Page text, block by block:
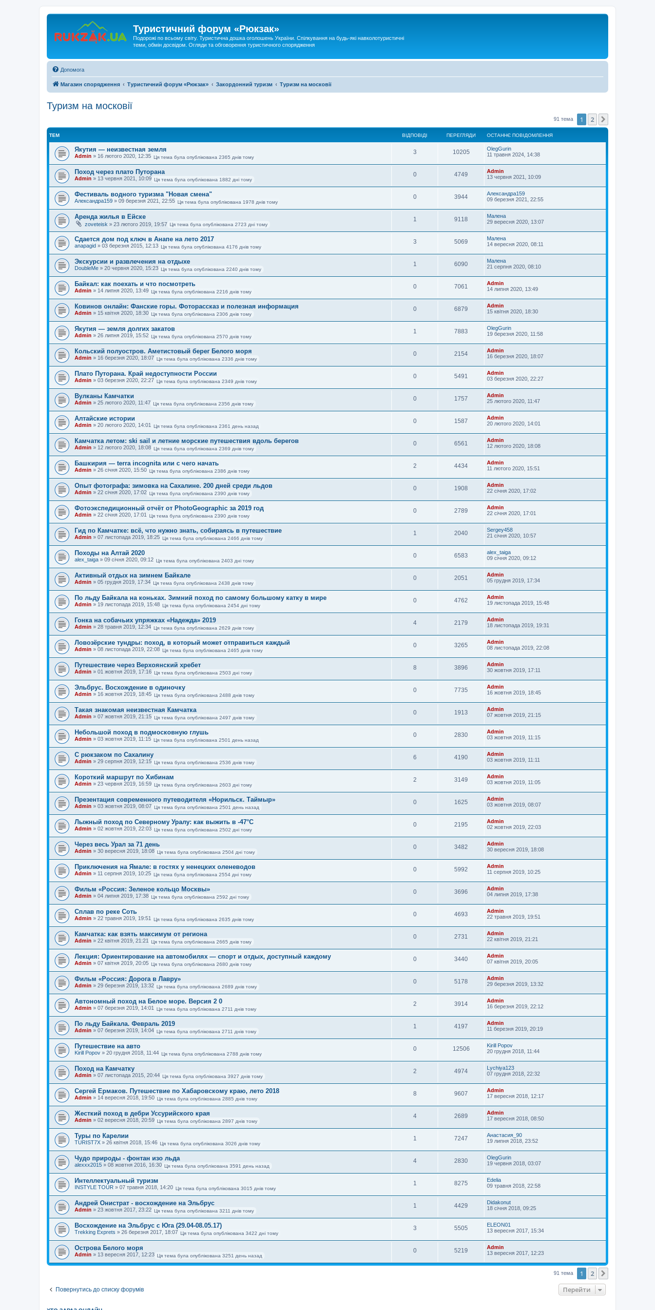
Туристичний форум «Рюкзак»
Подорожі по всьому світу. Туристична дошка оголошень України. Спілкування на будь-які навколотуристичні
теми, обмін досвідом. Огляди та обговорення туристичного спорядження
Допомога
Магазин спорядження Туристичний форум «Рюкзак» Закордонний туризм Туризм на московії
Туризм на московії
91 тема 1 2
ТЕМ ВІДПОВІДІ ПЕРЕГЛЯДИ ОСТАННЄ ПОВІДОМЛЕННЯ
Якутия — неизвестная земля
Admin » 16 лютого 2020, 12:35 Ця тема була опублікована 2365 днів тому
3 10205
OlegGurin
11 травня 2024, 14:38
Поход через плато Путорана
Admin » 13 червня 2021, 10:09 Ця тема була опублікована 1882 дні тому
0 4749
Admin
13 червня 2021, 10:09
Фестиваль водного туризма "Новая смена"
Александра159 » 09 березня 2021, 22:55 Ця тема була опублікована 1978 днів тому
0 3944
Александра159
09 березня 2021, 22:55
Аренда жилья в Ейске
zoveteisk » 23 лютого 2019, 19:57 Ця тема була опублікована 2723 дні тому
1 9118
Малена
29 вересня 2020, 13:07
Сдается дом под ключ в Анапе на лето 2017
anapagid » 03 березня 2015, 12:13 Ця тема була опублікована 4176 днів тому
3 5069
Малена
14 вересня 2020, 08:11
Экскурсии и развлечения на отдыхе
DoubleMe » 20 червня 2020, 15:23 Ця тема була опублікована 2240 днів тому
1 6090
Малена
21 серпня 2020, 08:10
Байкал: как поехать и что посмотреть
Admin » 14 липня 2020, 13:49 Ця тема була опублікована 2216 днів тому
0 7061
Admin
14 липня 2020, 13:49
Ковинов онлайн: Фанские горы. Фоторассказ и полезная информация
Admin » 15 квітня 2020, 18:30 Ця тема була опублікована 2306 днів тому
0 6879
Admin
15 квітня 2020, 18:30
Якутия — земля долгих закатов
Admin » 26 липня 2019, 15:52 Ця тема була опублікована 2570 днів тому
1 7883
OlegGurin
19 березня 2020, 11:58
Кольский полуостров. Аметистовый берег Белого моря
Admin » 16 березня 2020, 18:07 Ця тема була опублікована 2336 днів тому
0 2154
Admin
16 березня 2020, 18:07
Плато Путорана. Край недоступности России
Admin » 03 березня 2020, 22:27 Ця тема була опублікована 2349 днів тому
0 5491
Admin
03 березня 2020, 22:27
Вулканы Камчатки
Admin » 25 лютого 2020, 11:47 Ця тема була опублікована 2356 днів тому
0 1757
Admin
25 лютого 2020, 11:47
Алтайские истории
Admin » 20 лютого 2020, 14:01 Ця тема була опублікована 2361 день назад
0 1587
Admin
20 лютого 2020, 14:01
Камчатка летом: ski sail и летние морские путешествия вдоль берегов
Admin » 12 лютого 2020, 18:08 Ця тема була опублікована 2369 днів тому
0 6561
Admin
12 лютого 2020, 18:08
Башкирия — terra incognita или с чего начать
Admin » 26 січня 2020, 15:50 Ця тема була опублікована 2386 днів тому
2 4434
Admin
11 лютого 2020, 15:51
Опыт фотографа: зимовка на Сахалине. 200 дней среди льдов
Admin » 22 січня 2020, 17:02 Ця тема була опублікована 2390 днів тому
0 1908
Admin
22 січня 2020, 17:02
Фотоэкспедиционный отчёт от PhotoGeographic за 2019 год
Admin » 22 січня 2020, 17:01 Ця тема була опублікована 2390 днів тому
0 2789
Admin
22 січня 2020, 17:01
Гид по Камчатке: всё, что нужно знать, собираясь в путешествие
Admin » 07 листопада 2019, 18:25 Ця тема була опублікована 2466 днів тому
1 2040
Sergey458
21 січня 2020, 10:57
Походы на Алтай 2020
alex_taiga » 09 січня 2020, 09:12 Ця тема була опублікована 2403 дні тому
0 6583
alex_taiga
09 січня 2020, 09:12
Активный отдых на зимнем Байкале
Admin » 05 грудня 2019, 17:34 Ця тема була опублікована 2438 днів тому
0 2051
Admin
05 грудня 2019, 17:34
По льду Байкала на коньках. Зимний поход по самому большому катку в мире
Admin » 19 листопада 2019, 15:48 Ця тема була опублікована 2454 дні тому
0 4762
Admin
19 листопада 2019, 15:48
Гонка на собачьих упряжках «Надежда» 2019
Admin » 28 травня 2019, 12:34 Ця тема була опублікована 2629 днів тому
4 2179
Admin
18 листопада 2019, 19:31
Ловозёрские тундры: поход, в который может отправиться каждый
Admin » 08 листопада 2019, 22:08 Ця тема була опублікована 2465 днів тому
0 3265
Admin
08 листопада 2019, 22:08
Путешествие через Верхоянский хребет
Admin » 01 жовтня 2019, 17:16 Ця тема була опублікована 2503 дні тому
8 3896
Admin
30 жовтня 2019, 17:11
Эльбрус. Восхождение в одиночку
Admin » 16 жовтня 2019, 18:45 Ця тема була опублікована 2488 днів тому
0 7735
Admin
16 жовтня 2019, 18:45
Такая знакомая неизвестная Камчатка
Admin » 07 жовтня 2019, 21:15 Ця тема була опублікована 2497 днів тому
0 1913
Admin
07 жовтня 2019, 21:15
Небольшой поход в подмосковную глушь
Admin » 03 жовтня 2019, 11:15 Ця тема була опублікована 2501 день назад
0 2830
Admin
03 жовтня 2019, 11:15
С рюкзаком по Сахалину
Admin » 29 серпня 2019, 12:15 Ця тема була опублікована 2536 днів тому
6 4190
Admin
03 жовтня 2019, 11:11
Короткий маршрут по Хибинам
Admin » 23 червня 2019, 16:59 Ця тема була опублікована 2603 дні тому
2 3149
Admin
03 жовтня 2019, 11:05
Презентация современного путеводителя «Норильск. Таймыр»
Admin » 03 жовтня 2019, 08:07 Ця тема була опублікована 2501 день назад
0 1625
Admin
03 жовтня 2019, 08:07
Лыжный поход по Северному Уралу: как выжить в -47°C
Admin » 02 жовтня 2019, 22:03 Ця тема була опублікована 2502 дні тому
0 2195
Admin
02 жовтня 2019, 22:03
Через весь Урал за 71 день
Admin » 30 вересня 2019, 18:08 Ця тема була опублікована 2504 дні тому
0 3482
Admin
30 вересня 2019, 18:08
Приключения на Ямале: в гостях у ненецких оленеводов
Admin » 11 серпня 2019, 10:25 Ця тема була опублікована 2554 дні тому
0 5992
Admin
11 серпня 2019, 10:25
Фильм «Россия: Зеленое кольцо Москвы»
Admin » 04 липня 2019, 17:38 Ця тема була опублікована 2592 дні тому
0 3696
Admin
04 липня 2019, 17:38
Сплав по реке Соть
Admin » 22 травня 2019, 19:51 Ця тема була опублікована 2635 днів тому
0 4693
Admin
22 травня 2019, 19:51
Камчатка: как взять максимум от региона
Admin » 22 квітня 2019, 21:21 Ця тема була опублікована 2665 днів тому
0 2731
Admin
22 квітня 2019, 21:21
Лекция: Ориентирование на автомобилях — спорт и отдых, доступный каждому
Admin » 07 квітня 2019, 20:05 Ця тема була опублікована 2680 днів тому
0 3440
Admin
07 квітня 2019, 20:05
Фильм «Россия: Дорога в Лавру»
Admin » 29 березня 2019, 13:32 Ця тема була опублікована 2689 днів тому
0 5178
Admin
29 березня 2019, 13:32
Автономный поход на Белое море. Версия 2 0
Admin » 07 березня 2019, 14:01 Ця тема була опублікована 2711 днів тому
2 3914
Admin
16 березня 2019, 22:12
По льду Байкала. Февраль 2019
Admin » 07 березня 2019, 14:04 Ця тема була опублікована 2711 днів тому
1 4197
Admin
11 березня 2019, 20:19
Путешествие на авто
Kirill Popov » 20 грудня 2018, 11:44 Ця тема була опублікована 2788 днів тому
0 12506
Kirill Popov
20 грудня 2018, 11:44
Поход на Камчатку
Admin » 07 листопада 2015, 20:44 Ця тема була опублікована 3927 днів тому
2 4974
Lychiya123
07 грудня 2018, 22:32
Сергей Ермаков. Путешествие по Хабаровскому краю, лето 2018
Admin » 14 вересня 2018, 19:50 Ця тема була опублікована 2885 днів тому
8 9607
Admin
17 вересня 2018, 12:17
Жесткий поход в дебри Уссурийского края
Admin » 02 вересня 2018, 20:59 Ця тема була опублікована 2897 днів тому
4 2689
Admin
17 вересня 2018, 08:50
Туры по Карелии
TURIST7X » 26 квітня 2018, 15:46 Ця тема була опублікована 3026 днів тому
1 7247
Анастасия_90
19 липня 2018, 23:52
Чудо природы - фонтан изо льда
alexxx2015 » 08 жовтня 2016, 16:30 Ця тема була опублікована 3591 день назад
4 2830
OlegGurin
19 червня 2018, 03:07
Интеллектуальный туризм
INSTYLE TOUR » 07 травня 2018, 14:20 Ця тема була опублікована 3015 днів тому
1 8275
Edelia
09 травня 2018, 22:58
Андрей Онистрат - восхождение на Эльбрус
Admin » 23 жовтня 2017, 23:22 Ця тема була опублікована 3211 днів тому
1 4429
Didakonut
18 січня 2018, 09:25
Восхождение на Эльбрус с Юга (29.04-08.05.17)
Trekking Exprets » 26 березня 2017, 18:07 Ця тема була опублікована 3422 дні тому
3 5505
ELEON01
13 вересня 2017, 15:34
Острова Белого моря
Admin » 13 вересня 2017, 12:23 Ця тема була опублікована 3251 день назад
0 5219
Admin
13 вересня 2017, 12:23
91 тема 1 2
Повернутись до списку форумів Перейти